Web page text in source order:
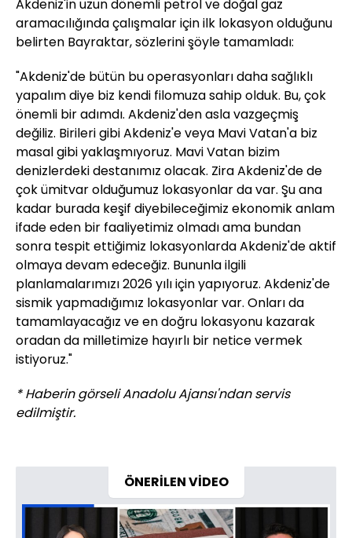
Akdeniz'in uzun dönemli petrol ve doğal gaz
aramacılığında çalışmalar için ilk lokasyon olduğunu
belirten Bayraktar, sözlerini şöyle tamamladı:
"Akdeniz'de bütün bu operasyonları daha sağlıklı
yapalım diye biz kendi filomuza sahip olduk. Bu, çok
önemli bir adımdı. Akdeniz'den asla vazgeçmiş
değiliz. Birileri gibi Akdeniz'e veya Mavi Vatan'a biz
masal gibi yaklaşmıyoruz. Mavi Vatan bizim
denizlerdeki destanımız olacak. Zira Akdeniz'de de
çok ümitvar olduğumuz lokasyonlar da var. Şu ana
kadar burada keşif diyebileceğimiz ekonomik anlam
ifade eden bir faaliyetimiz olmadı ama bundan
sonra tespit ettiğimiz lokasyonlarda Akdeniz'de aktif
olmaya devam edeceğiz. Bununla ilgili
planlamalarımızı 2026 yılı için yapıyoruz. Akdeniz'de
sismik yapmadığımız lokasyonlar var. Onları da
tamamlayacağız ve en doğru lokasyonu kazarak
oradan da milletimize hayırlı bir netice vermek
istiyoruz."
* Haberin görseli Anadolu Ajansı'ndan servis
edilmiştir.
ÖNERİLEN VİDEO